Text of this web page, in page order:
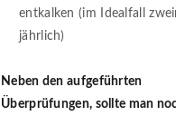
entkalken (im Idealfall
jährlich)
Neben den aufgeführten
Überprüfungen, sollte man